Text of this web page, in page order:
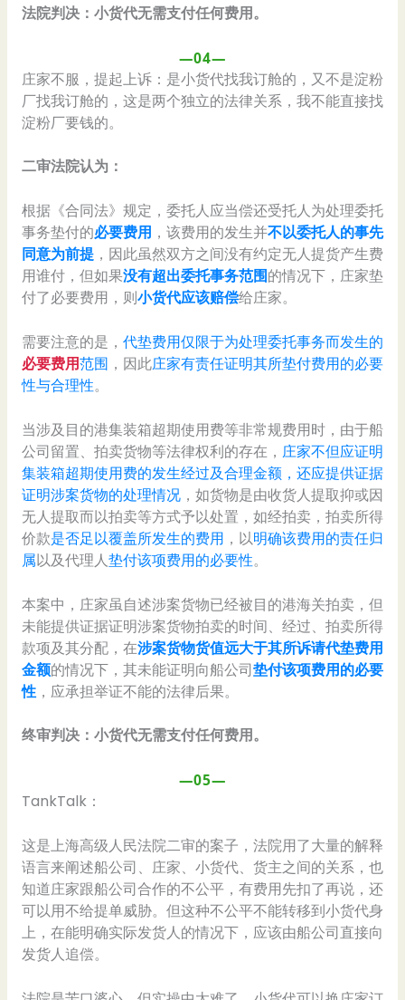
法院判决：小货代无需支付任何费用。
—04—
庄家不服，提起上诉：是小货代找我订舱的，又不是淀粉
厂找我订舱的，这是两个独立的法律关系，我不能直接找
淀粉厂要钱的。
二审法院认为：
根据《合同法》规定，委托人应当偿还受托人为处理委托
事务垫付的必要费用 ，该费用的发生并不以委托人的事先
同意为前提，因此虽然双方之间没有约定无人提货产生费
用谁付，但如果没有超出委托事务范围的情况下，庄家垫
付了必要费用，则小货代应该赔偿给庄家。
需要注意的是， 代垫费用仅限于为处理委托事务而发生的
必要费用范围 ，因此庄家有责任证明其所垫付费用的必要
性与合理性。
当涉及目的港集装箱超期使用费等非常规费用时，由于船
公司留置、拍卖货物等法律权利的存在， 庄家不但应证明
集装箱超期使用费的发生经过及合理金额，还应提供证据
证明涉案货物的处理情况，如货物是由收货人提取抑或因
无人提取而以拍卖等方式予以处置，如经拍卖，拍卖所得
价款是否足以覆盖所发生的费用 ，以明确该费用的责任归
属以及代理人垫付该项费用的必要性。
本案中，庄家虽自述涉案货物已经被目的港海关拍卖，但
未能提供证据证明涉案货物拍卖的时间、经过、拍卖所得
款项及其分配，在涉案货物货值远大于其所诉请代垫费用
金额的情况下，其未能证明向船公司垫付该项费用的必要
性，应承担举证不能的法律后果。
终审判决：小货代无需支付任何费用。
—05—
TankTalk：
这是上海高级人民法院二审的案子，法院用了大量的解释
语言来阐述船公司、庄家、小货代、货主之间的关系，也
知道庄家跟船公司合作的不公平，有费用先扣了再说，还
可以用不给提单威胁。但这种不公平不能转移到小货代身
上，在能明确实际发货人的情况下，应该由船公司直接向
发货人追偿。